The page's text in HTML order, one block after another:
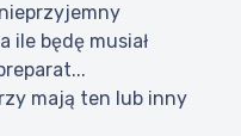
ile będę musiał
mają ten lub inny